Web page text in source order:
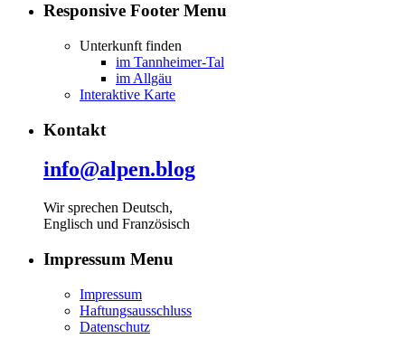
Responsive Footer Menu
Unterkunft finden
im Tannheimer-Tal
im Allgäu
Interaktive Karte
Kontakt
info@alpen.blog
Wir sprechen Deutsch,
Englisch und Französisch
Impressum Menu
Impressum
Haftungsausschluss
Datenschutz